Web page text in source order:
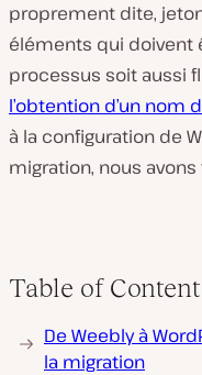
proprement dite,
éléments qui doivent
processus soit aussi
l’obtention d’un nom
à la configuration de
migration, nous
Table of
De Weebly à
la migration